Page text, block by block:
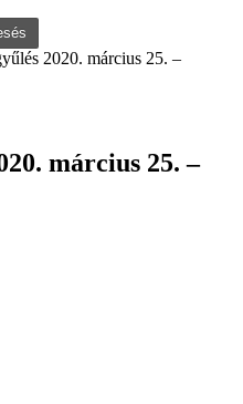
2020. március 25. –
március 25. –